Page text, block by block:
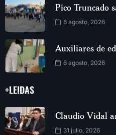
Pico Truncado
6 agosto, 2026
Auxiliares de
6 agosto, 2026
+LEIDAS
Claudio Vidal
31 julio, 2026